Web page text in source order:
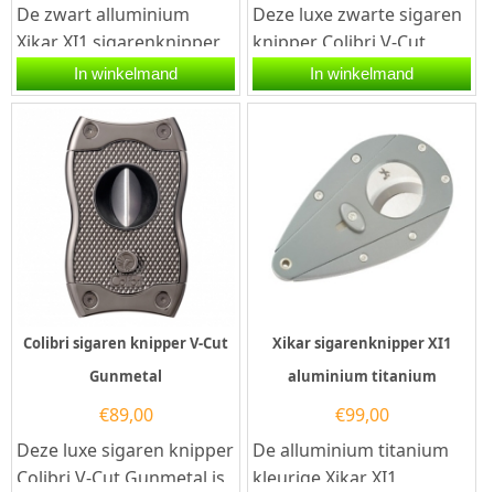
De zwart alluminium
Xikar XI1 sigarenknipper
is gedurfd, mannelijk en
prachtig ontworpen. De...
In winkelmand
Deze luxe zwarte sigaren
knipper Colibri V-Cut
Black is voorzien van twee
snijmessen van roestvrij...
In winkelmand
Colibri sigaren knipper V-Cut
Gunmetal
€89,00
Deze luxe sigaren knipper
Colibri V-Cut Gunmetal is
Xikar sigarenknipper XI1
aluminium titanium
€99,00
De alluminium titanium
kleurige Xikar XI1